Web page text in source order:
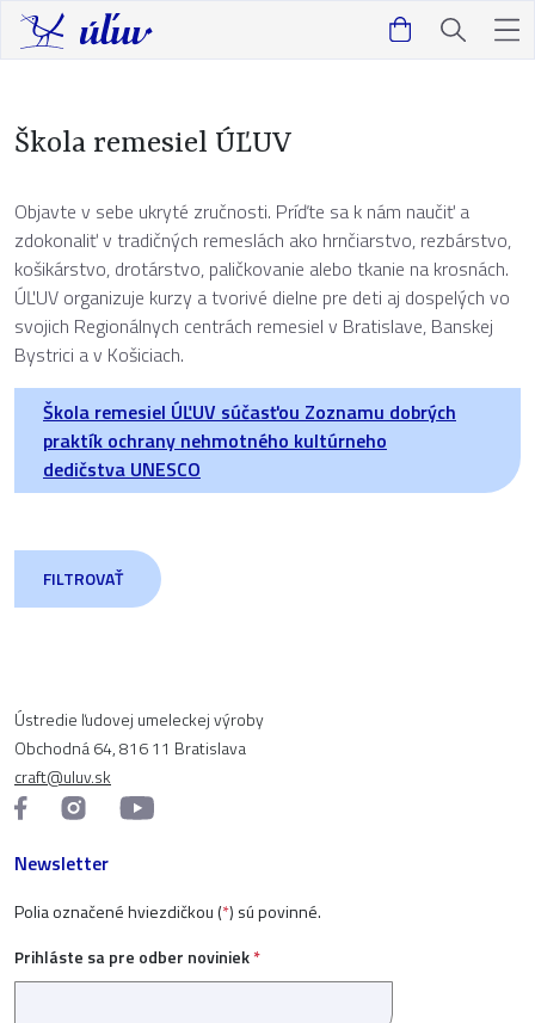
Škola remesiel ÚĽUV
Objavte v sebe ukryté zručnosti. Príďte sa k nám naučiť a
zdokonaliť v tradičných remeslách ako hrnčiarstvo, rezbárstvo,
košikárstvo, drotárstvo, paličkovanie alebo tkanie na krosnách.
ÚĽUV organizuje kurzy a tvorivé dielne pre deti aj dospelých vo
svojich Regionálnych centrách remesiel v Bratislave, Banskej
Bystrici a v Košiciach.
Škola remesiel ÚĽUV súčasťou Zoznamu dobrých
praktík ochrany nehmotného kultúrneho
dedičstva UNESCO
FILTROVAŤ
Ústredie ľudovej umeleckej výroby
Obchodná 64, 816 11 Bratislava
craft@uluv.sk
Newsletter
Polia označené hviezdičkou (*) sú povinné.
Prihláste sa pre odber noviniek*